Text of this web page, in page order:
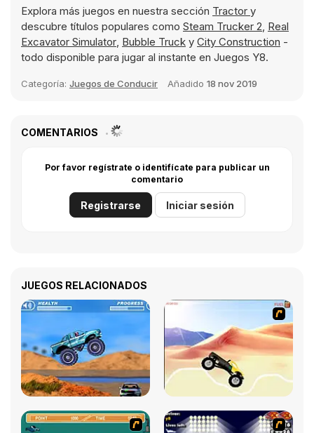
Explora más juegos en nuestra sección Tractor y
descubre títulos populares como Steam Trucker 2, Real
Excavator Simulator, Bubble Truck y City Construction -
todo disponible para jugar al instante en Juegos Y8.
Categoría: Juegos de Conducir Añadido 18 nov 2019
COMENTARIOS
Por favor regístrate o identifícate para publicar un
comentario
Registrarse Iniciar sesión
JUEGOS RELACIONADOS